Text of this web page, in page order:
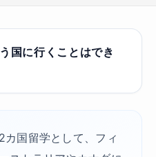
国に行くことはでき
国留学として、フィ